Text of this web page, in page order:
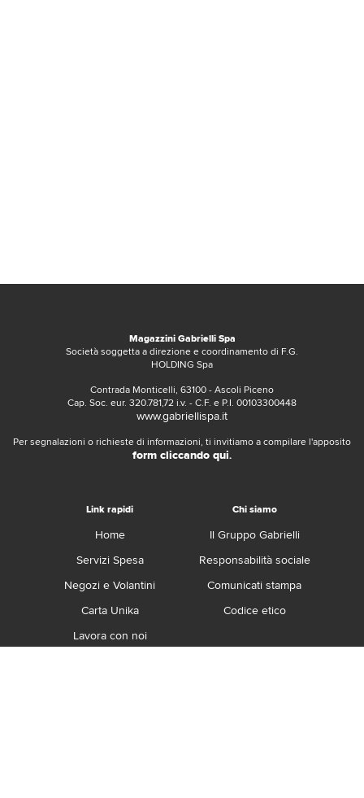
Magazzini Gabrielli Spa
Società soggetta a direzione e coordinamento di F.G.
HOLDING Spa
Contrada Monticelli, 63100 - Ascoli Piceno
Cap. Soc. eur. 320.781,72 i.v. - C.F. e P.I. 00103300448
www.gabriellispa.it
Per segnalazioni o richieste di informazioni, ti invitiamo a compilare l'apposito
form cliccando qui.
Link rapidi
Home
Servizi Spesa
Negozi e Volantini
Carta Unika
Lavora con noi
Chi siamo
Il Gruppo Gabrielli
Responsabilità sociale
Comunicati stampa
Codice etico